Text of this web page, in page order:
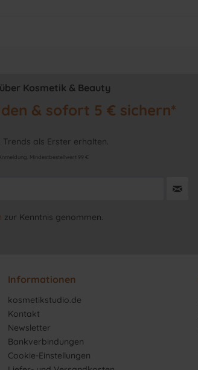
Kosmetik & Beauty
& sofort 5 € sichern*
als Erster erhalten.
Mindestbestellwert 99 €
zur Kenntnis genommen.
Informationen
kosmetikstudio.de
Kontakt
Newsletter
Bankverbindungen
Cookie-Einstellungen